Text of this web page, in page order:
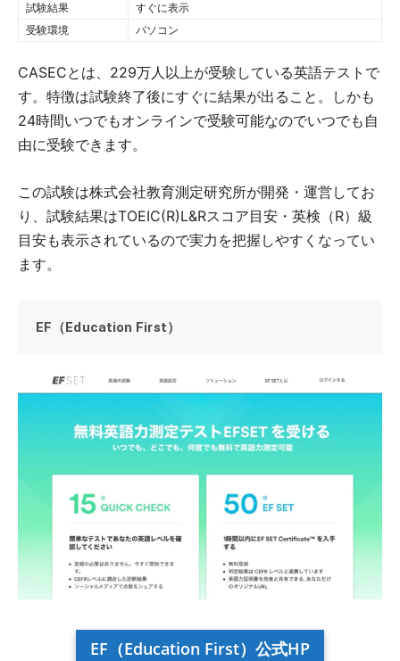
試験結果
すぐに表示
受験環境
パソコン
CASECとは、229万人以上が受験している英語テストで
す。特徴は試験終了後にすぐに結果が出ること。しかも
24時間いつでもオンラインで受験可能なのでいつでも自
由に受験できます。
この試験は株式会社教育測定研究所が開発・運営してお
り、試験結果はTOEIC(R)L&Rスコア目安・英検（R）級
目安も表示されているので実力を把握しやすくなってい
ます。
EF（Education First）
EF（Education First）公式HP